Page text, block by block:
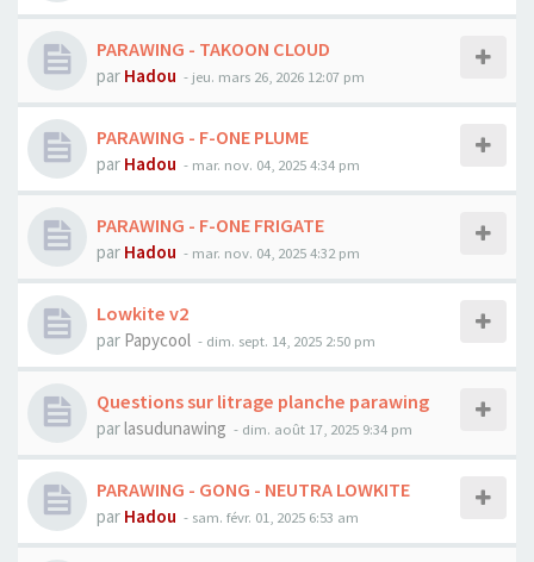
PARAWING - TAKOON CLOUD
par Hadou - jeu. mars 26, 2026 12:07 pm
PARAWING - F-ONE PLUME
par Hadou - mar. nov. 04, 2025 4:34 pm
PARAWING - F-ONE FRIGATE
par Hadou - mar. nov. 04, 2025 4:32 pm
Lowkite v2
par Papycool - dim. sept. 14, 2025 2:50 pm
Questions sur litrage planche parawing
parlasudunawing - dim. août 17, 2025 9:34 pm
PARAWING - GONG - NEUTRA LOWKITE
par Hadou - sam. févr. 01, 2025 6:53 am